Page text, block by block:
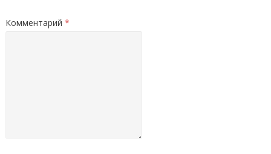
Комментарий *